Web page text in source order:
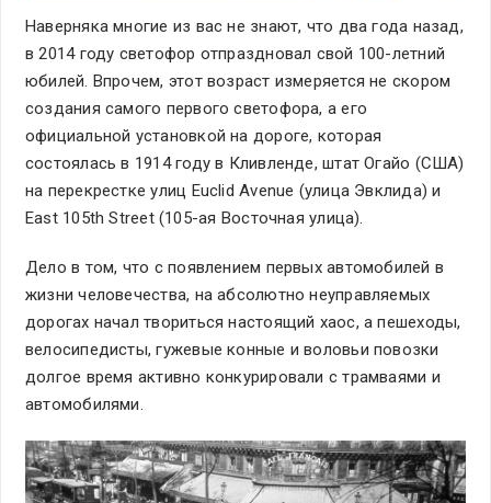
Наверняка многие из вас не знают, что два года назад,
в 2014 году светофор отпраздновал свой 100-летний
юбилей. Впрочем, этот возраст измеряется не скором
создания самого первого светофора, а его
официальной установкой на дороге, которая
состоялась в 1914 году в Кливленде, штат Огайо (США)
на перекрестке улиц Euclid Avenue (улица Эвклида) и
East 105th Street (105-ая Восточная улица).
Дело в том, что с появлением первых автомобилей в
жизни человечества, на абсолютно неуправляемых
дорогах начал твориться настоящий хаос, а пешеходы,
велосипедисты, гужевые конные и воловьи повозки
долгое время активно конкурировали с трамваями и
автомобилями.